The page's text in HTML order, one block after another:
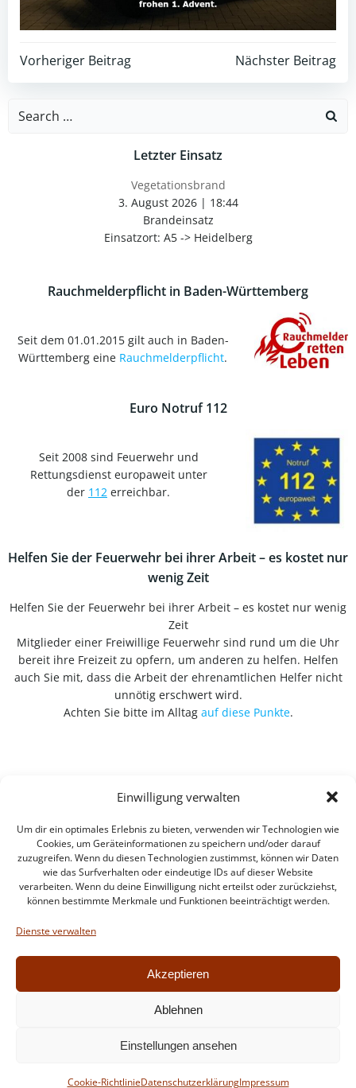
Einwilligung verwalten
Um dir ein optimales Erlebnis zu bieten, verwenden wir Technologien wie
Cookies, um Geräteinformationen zu speichern und/oder darauf
zuzugreifen. Wenn du diesen Technologien zustimmst, können wir Daten
wie das Surfverhalten oder eindeutige IDs auf dieser Website
verarbeiten. Wenn du deine Einwilligung nicht erteilst oder zurückziehst,
können bestimmte Merkmale und Funktionen beeinträchtigt werden.
Dienste verwalten
Akzeptieren
Ablehnen
Einstellungen ansehen
Cookie-RichtlinieDatenschutzerklärungImpressum
Post
navigation
Vorheriger Beitrag
Post
navigation
Nächster Beitrag
Search
Letzter Einsatz
Vegetationsbrand
3. August 2026| 18:44
Brandeinsatz
Einsatzort: A5 -> Heidelberg
Rauchmelderpflicht in Baden-Württemberg
Seit dem 01.01.2015 gilt auch in Baden-
Württemberg eine Rauchmelderpflicht.
Euro Notruf 112
Seit 2008 sind Feuerwehr und
Rettungsdienst europaweit unter
der 112 erreichbar.
Helfen Sie der Feuerwehr bei ihrer Arbeit – es kostet nur
wenig Zeit
Helfen Sie der Feuerwehr bei ihrer Arbeit – es kostet nur wenig
Zeit
Mitglieder einer Freiwillige Feuerwehr sind rund um die Uhr
bereit ihre Freizeit zu opfern, um anderen zu helfen. Helfen
auch Sie mit, dass die Arbeit der ehrenamtlichen Helfer nicht
unnötig erschwert wird.
Achten Sie bitte im Alltag auf diese Punkte.
Intern
© 2026 Feuerwehr Walldorf. Created for free using